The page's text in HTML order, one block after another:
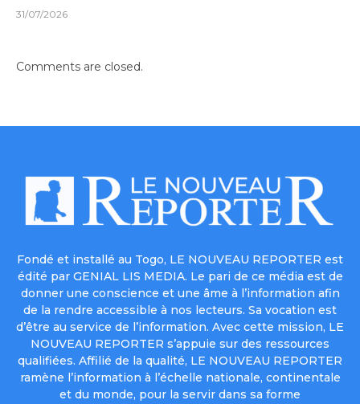
31/07/2026
Comments are closed.
Fondé et installé au Togo, LE NOUVEAU REPORTER est
édité par GENIAL LIS MEDIA. Le pari de ce média est de
donner une conscience et une âme à l’information afin
de la rendre accessible à nos lecteurs. Sa vocation est
d’être au service de l’information. Avec cette mission, LE
NOUVEAU REPORTER s’appuie sur des ressources
qualifiées. Affilié de la qualité, LE NOUVEAU REPORTER
ramène l’information à l’échelle nationale, continentale
et du monde, pour la servir dans sa forme